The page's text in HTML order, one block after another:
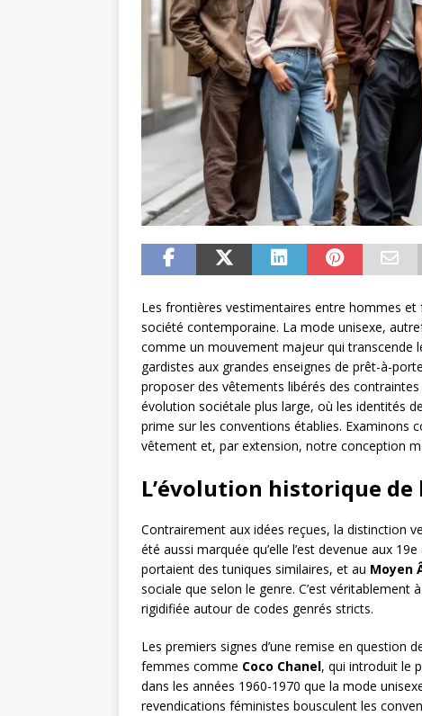
Les frontières vestimentaires entre hommes
société contemporaine. La mode unisexe,
comme un mouvement majeur qui transcende
gardistes aux grandes enseignes de prêt-à-
proposer des vêtements libérés des
évolution sociétale plus large, où les identités
prime sur les conventions établies.
vêtement et, par extension, notre conception
L’évolution historique de
Contrairement aux idées reçues, la distinction
été aussi marquée qu’elle l’est devenue aux
portaient des tuniques similaires, et au Moyen
sociale que selon le genre. C’est véritablement
rigidifiée autour de codes genrés stricts.
Les premiers signes d’une remise en question
femmes comme Coco Chanel, qui introduit le
dans les années 1960-1970 que la mode
revendications féministes bousculent les